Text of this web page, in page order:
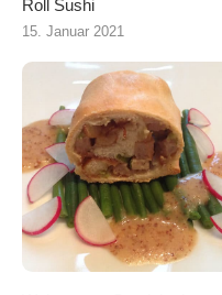
Roll Sushi
15. Januar 2021